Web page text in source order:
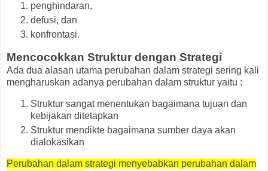
penghindaran,
defusi, dan
konfrontasi.
Mencocokkan Struktur dengan Strategi
Ada dua alasan utama perubahan dalam strategi sering kali
mengharuskan adanya perubahan dalam struktur yaitu :
Struktur sangat menentukan bagaimana tujuan dan
kebijakan ditetapkan
Struktur mendikte bagaimana sumber daya akan
dialokasikan
Perubahan dalam strategi menyebabkan perubahan dalam